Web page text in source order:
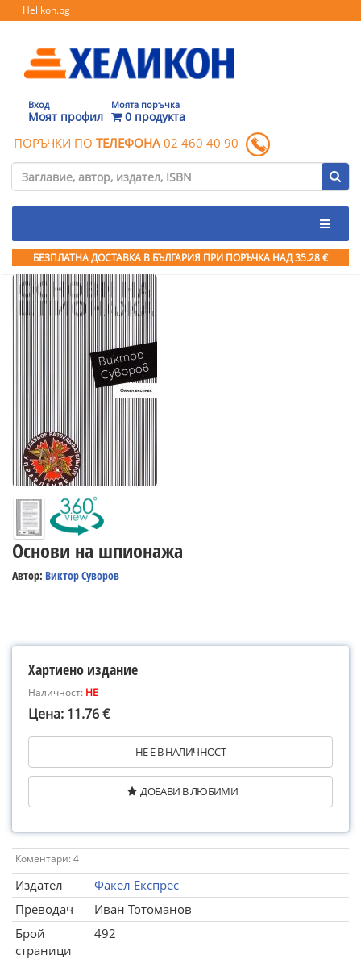
Helikon.bg
Вход
Моят профил
Моята поръчка
0 продукта
ПОРЪЧКИ ПО ТЕЛЕФОНА 02 460 40 90
БЕЗПЛАТНА ДОСТАВКА В БЪЛГАРИЯ ПРИ ПОРЪЧКА НАД 35.28 €
Основи на шпионажа
Автор: Виктор Суворов
Хартиено издание
Наличност: НЕ
Цена: 11.76 €
НЕ Е В НАЛИЧНОСТ
ДОБАВИ В ЛЮБИМИ
Коментари: 4
Издател
Факел Експрес
Преводач
Иван Тотоманов
Брой
страници
492